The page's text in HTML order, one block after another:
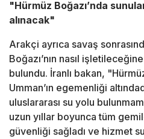
"Hürmüz Boğazı’nda
alınacak"
Arakçi ayrıca savaş
Boğazı’nın nasıl
bulundu. İranlı bakan,
Umman’ın egemenliği
uluslararası su yolu
uzun yıllar boyunca tüm
güvenliği sağladı ve hizmet